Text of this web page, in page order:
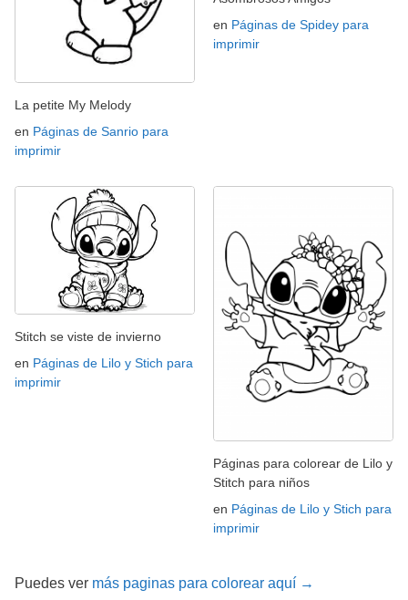
La petite My Melody
en Páginas de Sanrio para
imprimir
en Páginas de Spidey para
imprimir
Stitch se viste de invierno
en Páginas de Lilo y Stich para
imprimir
Páginas para colorear de Lilo y
Stitch para niños
en Páginas de Lilo y Stich para
imprimir
Puedes ver más paginas para colorear aquí →